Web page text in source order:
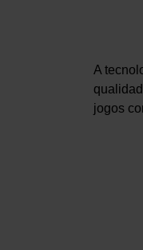
A
jogos